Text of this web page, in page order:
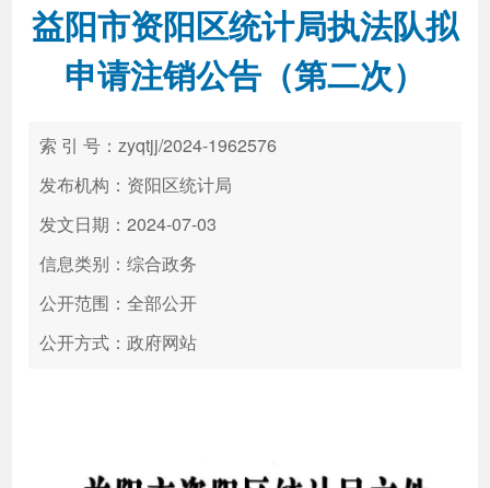
新闻中心 解读回应
政务服务
高效办成一件事
益阳市资阳区统计局执法队拟
申请注销公告（第二次）
索 引 号：zyqtjj/2024-1962576
发布机构：资阳区统计局
发文日期：2024-07-03
信息类别：综合政务
公开范围：全部公开
公开方式：政府网站